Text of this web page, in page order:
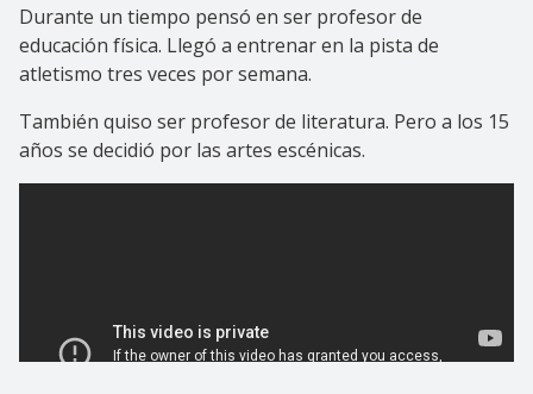
Durante un tiempo pensó en ser profesor de
educación física. Llegó a entrenar en la pista de
atletismo tres veces por semana.
También quiso ser profesor de literatura. Pero a los 15
años se decidió por las artes escénicas.